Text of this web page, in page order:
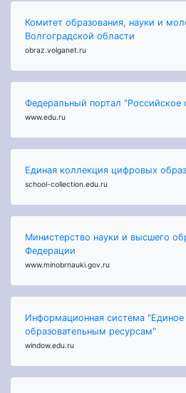
Комитет образования, науки и
Волгоградской области
obraz.volganet.ru
Федеральный портал "Российское
www.edu.ru
Единая коллекция цифровых
school-collection.edu.ru
Министерство науки и высшего
Федерации
www.minobrnauki.gov.ru
Информационная система "Единое
образовательным ресурсам"
window.edu.ru